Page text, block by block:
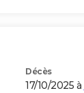
Décès
17/10/2025 à